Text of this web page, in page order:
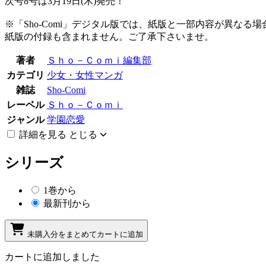
※「Sho-Comi」デジタル版では、紙版と一部内容が異なる
紙版の付録も含まれません。ご了承下さいませ。
著者
Ｓｈｏ－Ｃｏｍｉ編集部
カテゴリ 少女・女性マンガ
雑誌
Sho-Comi
レーベル Ｓｈｏ－Ｃｏｍｉ
ジャンル 学園恋愛
詳細を見る とじる
シリーズ
1巻から
最新刊から
未購入分をまとめてカートに追加
カートに追加しました